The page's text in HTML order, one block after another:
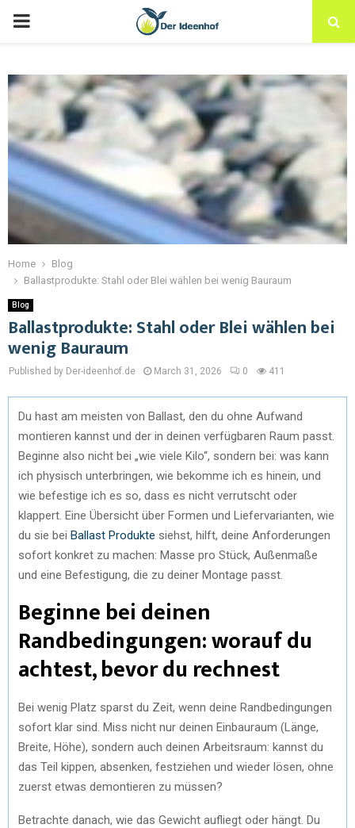
Home
Blog
Ballastprodukte: Stahl oder Blei wählen bei wenig Bauraum
Blog
Ballastprodukte: Stahl oder Blei wählen bei
wenig Bauraum
Published by Der-ideenhof.de March 31, 2026 0 411
Du hast am meisten von Ballast, den du ohne Aufwand
montieren kannst und der in deinen verfügbaren Raum passt.
Beginne also nicht bei „wie viele Kilo“, sondern bei: was kann
ich physisch unterbringen, wie bekomme ich es hinein, und
wie befestige ich es so, dass es nicht verrutscht oder
klappert. Eine Übersicht über Formen und Liefervarianten, wie
du sie bei Ballast Produkte siehst, hilft, deine Anforderungen
sofort konkret zu machen: Masse pro Stück, Außenmaße
und eine Befestigung, die zu deiner Montage passt.
Beginne bei deinen
Randbedingungen: worauf du
achtest, bevor du rechnest
Bei wenig Platz sparst du Zeit, wenn deine Randbedingungen
sofort klar sind. Miss nicht nur deinen Einbauraum (Länge,
Breite, Höhe), sondern auch deinen Arbeitsraum: kannst du
das Teil kippen, absenken, festziehen und wieder lösen, ohne
zuerst etwas demontieren zu müssen?
Betrachte danach, wie das Gewicht aufliegt oder hängt. Du